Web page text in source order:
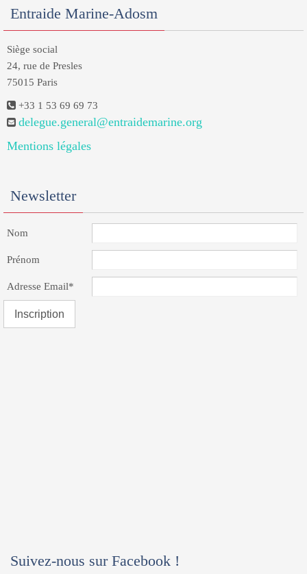
Entraide Marine-Adosm
Siège social
24, rue de Presles
75015 Paris
+33 1 53 69 69 73
delegue.general@entraidemarine.org
Mentions légales
Newsletter
Nom
Prénom
Adresse Email*
Suivez-nous sur Facebook !